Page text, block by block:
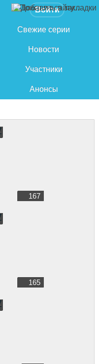
Войти
Свежие серии
Новости
Участники
Анонсы
167
165